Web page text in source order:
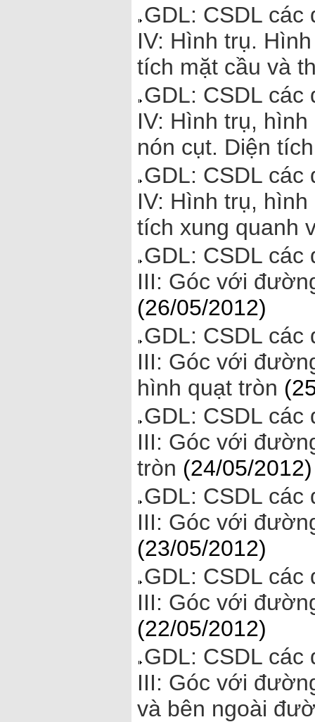
GDL: CSDL
IV: Hình trụ.
tích mặt cầu và
GDL: CSDL
IV: Hình trụ,
nón cụt. Diện
GDL: CSDL
IV: Hình trụ,
tích xung quanh
GDL: CSDL
III: Góc với
(26/05/2012)
GDL: CSDL
III: Góc với
hình quạt tròn
GDL: CSDL
III: Góc với
tròn (24/05/2012)
GDL: CSDL
III: Góc với
(23/05/2012)
GDL: CSDL
III: Góc với
(22/05/2012)
GDL: CSDL
III: Góc với
và bên ngoài